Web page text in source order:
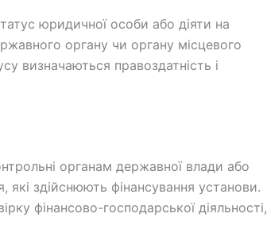
юридичної особи або діяти на
органу чи органу місцевого
визначаються правоздатність і
органам державної влади або
здійснюють фінансування установи.
фінансово-господарської діяльності,